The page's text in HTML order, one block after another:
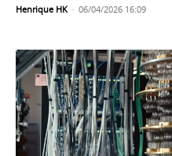
Henrique HK - 06/04/2026 16:09